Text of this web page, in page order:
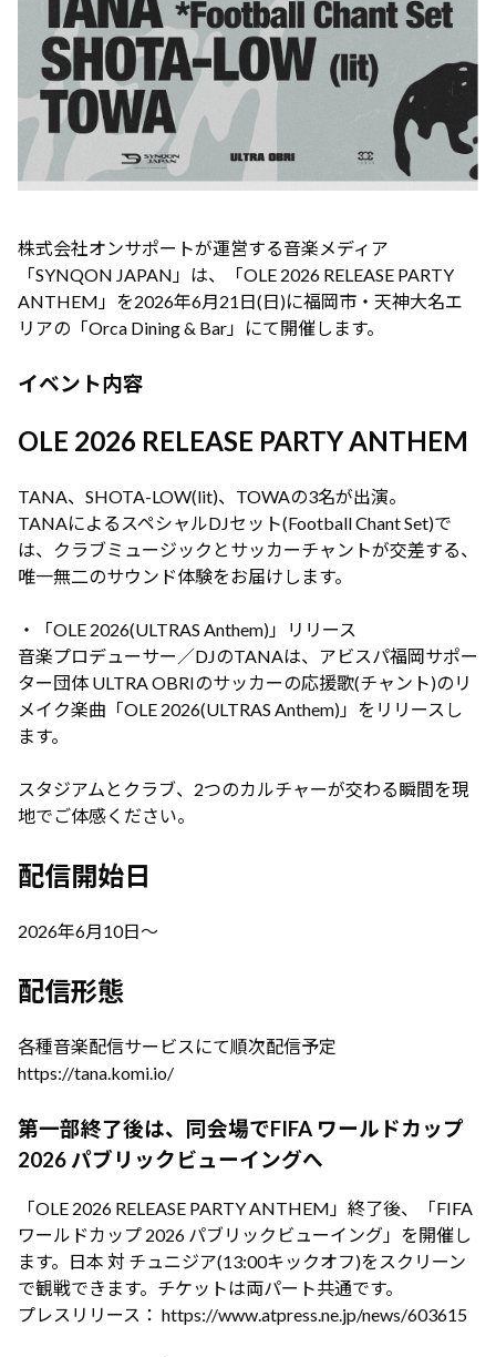
株式会社オンサポートが運営する音楽メディア
「SYNQON JAPAN」は、「OLE 2026 RELEASE PARTY
ANTHEM」を2026年6月21日(日)に福岡市・天神大名エ
リアの「Orca Dining & Bar」にて開催します。
イベント内容
OLE 2026 RELEASE PARTY ANTHEM
TANA、SHOTA-LOW(lit)、TOWAの3名が出演。
TANAによるスペシャルDJセット(Football Chant Set)で
は、クラブミュージックとサッカーチャントが交差する、
唯一無二のサウンド体験をお届けします。
・「OLE 2026(ULTRAS Anthem)」リリース
音楽プロデューサー／DJのTANAは、アビスパ福岡サポー
ター団体 ULTRA OBRIのサッカーの応援歌(チャント)のリ
メイク楽曲「OLE 2026(ULTRAS Anthem)」をリリースし
ます。
スタジアムとクラブ、2つのカルチャーが交わる瞬間を現
地でご体感ください。
配信開始日
2026年6月10日～
配信形態
各種音楽配信サービスにて順次配信予定
https://tana.komi.io/
第一部終了後は、同会場でFIFA ワールドカップ
2026 パブリックビューイングへ
「OLE 2026 RELEASE PARTY ANTHEM」終了後、「FIFA
ワールドカップ 2026 パブリックビューイング」を開催し
ます。日本 対 チュニジア(13:00キックオフ)をスクリーン
で観戦できます。チケットは両パート共通です。
プレスリリース： https://www.atpress.ne.jp/news/603615